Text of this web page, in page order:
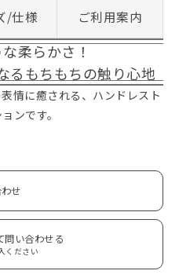
/仕様 ご利用案内
柔らかさ！
るもちもちの触り心地
情に癒される、ハンドレスト
ンです。
せ
問い合わせる
ください